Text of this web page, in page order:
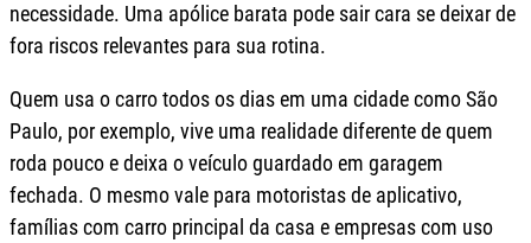
necessidade. Uma apólice barata pode sair cara se deixar de
fora riscos relevantes para sua rotina.
Quem usa o carro todos os dias em uma cidade como São
Paulo, por exemplo, vive uma realidade diferente de quem
roda pouco e deixa o veículo guardado em garagem
fechada. O mesmo vale para motoristas de aplicativo,
famílias com carro principal da casa e empresas com uso